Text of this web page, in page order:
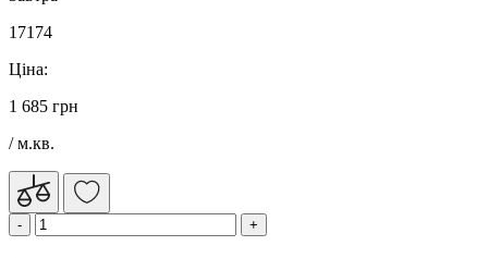
17174
Ціна:
1 685 грн
/ м.кв.